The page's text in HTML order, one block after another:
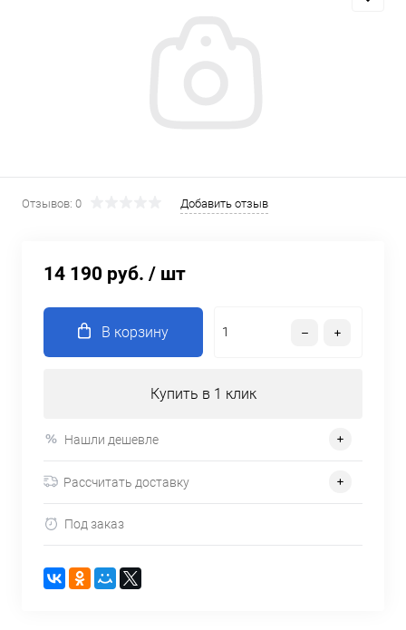
Отзывов: 0 Добавить отзыв
14 190 руб. / шт
В корзину
Купить в 1 клик
Нашли дешевле
Рассчитать доставку
Под заказ